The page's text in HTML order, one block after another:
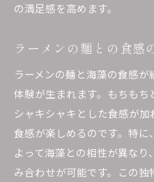
の満足感を高めます。
ラーメンの麺との食感
ラーメンの麺と海藻の食感
体験が生まれます。もちも
シャキシャキとした食感が
食感が楽しめるのです。特
よって海藻との相性が異な
み合わせが可能です。この